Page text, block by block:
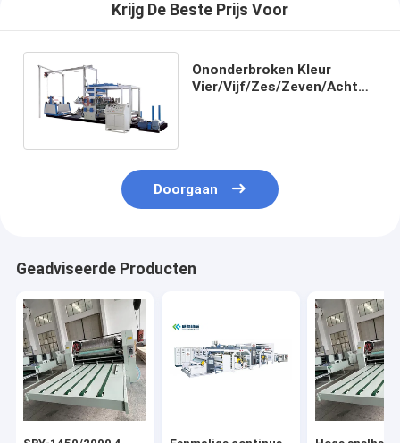
Krijg De Beste Prijs Voor
Ononderbroken Kleur
Vier/Vijf/Zes/Zeven/Acht
Doorgaan
Geadviseerde Producten